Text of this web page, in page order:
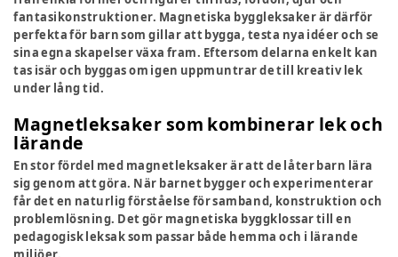
fantasikonstruktioner. Magnetiska byggleksaker är därför
perfekta för barn som gillar att bygga, testa nya idéer och se
sina egna skapelser växa fram. Eftersom delarna enkelt kan
tas isär och byggas om igen uppmuntrar de till kreativ lek
under lång tid.
Magnetleksaker som kombinerar lek och
lärande
En stor fördel med magnetleksakerär att de låter barn lära
sig genom att göra. När barnet bygger och experimenterar
får det en naturlig förståelse för samband, konstruktion och
problemlösning. Det gör magnetiska byggklossar till en
pedagogisk leksak som passar både hemma och i lärande